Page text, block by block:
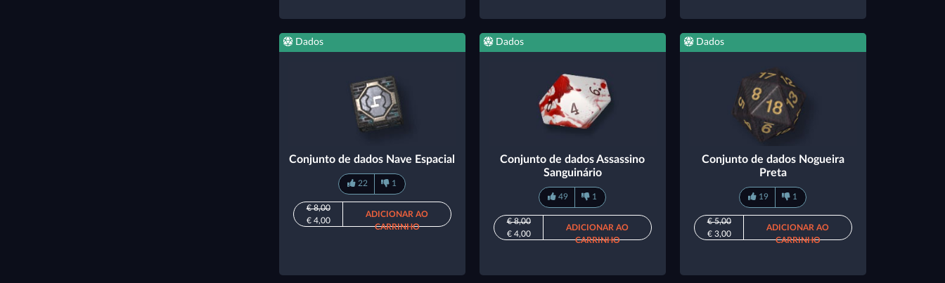
Dados
Conjunto de dados Nave Espacial
22 1
€ 8,00
€ 4,00
ADICIONAR AO
CARRINHO
Dados
Conjunto de dados Assassino
Sanguinário
49 1
€ 8,00
€ 4,00
ADICIONAR AO
CARRINHO
Dados
Conjunto de dados Nogueira
Preta
19 1
€ 5,00
€ 3,00
ADICIONAR AO
CARRINHO